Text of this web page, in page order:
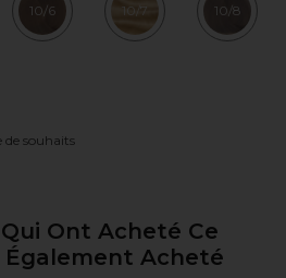
10/6 10/7 10/8
souhaits
Ont Acheté Ce
Acheté